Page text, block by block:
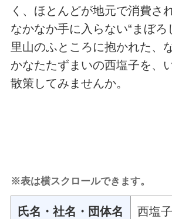
く、ほとんどが地元で消費さ
なかなか手に入らない“まぼろ
里山のふところに抱かれた、
かなたたずまいの西塩子を、
散策してみませんか。
※表は横スクロールできます。
氏名・社名・団体名 西塩